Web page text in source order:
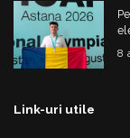
8
Link-uri utile